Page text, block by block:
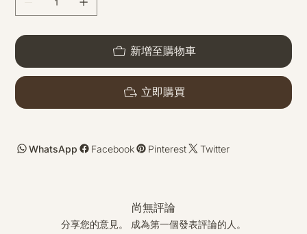
新增至購物車
立即購買
Facebook
WhatsApp Twitter
Pinterest
尚無評論
分享您的意見。 成為第一個發表評論的人。